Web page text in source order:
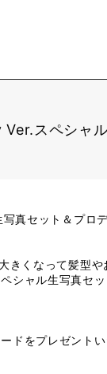
スペシャ
真セット＆プロ
くなって髪型や
シャル生写真セ
ドをプレゼントい